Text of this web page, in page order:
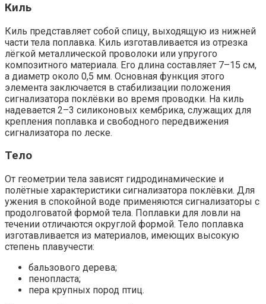
Киль
Киль представляет собой спицу, выходящую из нижней
части тела поплавка. Киль изготавливается из отрезка
лёгкой металлической проволоки или упругого
композитного материала. Его длина составляет 7–15 см,
а диаметр около 0,5 мм. Основная функция этого
элемента заключается в стабилизации положения
сигнализатора поклёвки во время проводки. На киль
надевается 2–3 силиконовых кембрика, служащих для
крепления поплавка и свободного передвижения
сигнализатора по леске.
Тело
От геометрии тела зависят гидродинамические и
полётные характеристики сигнализатора поклёвки. Для
ужения в спокойной воде применяются сигнализаторы с
продолговатой формой тела. Поплавки для ловли на
течении отличаются округлой формой. Тело поплавка
изготавливается из материалов, имеющих высокую
степень плавучести:
бальзового дерева;
пенопласта;
пера крупных пород птиц.